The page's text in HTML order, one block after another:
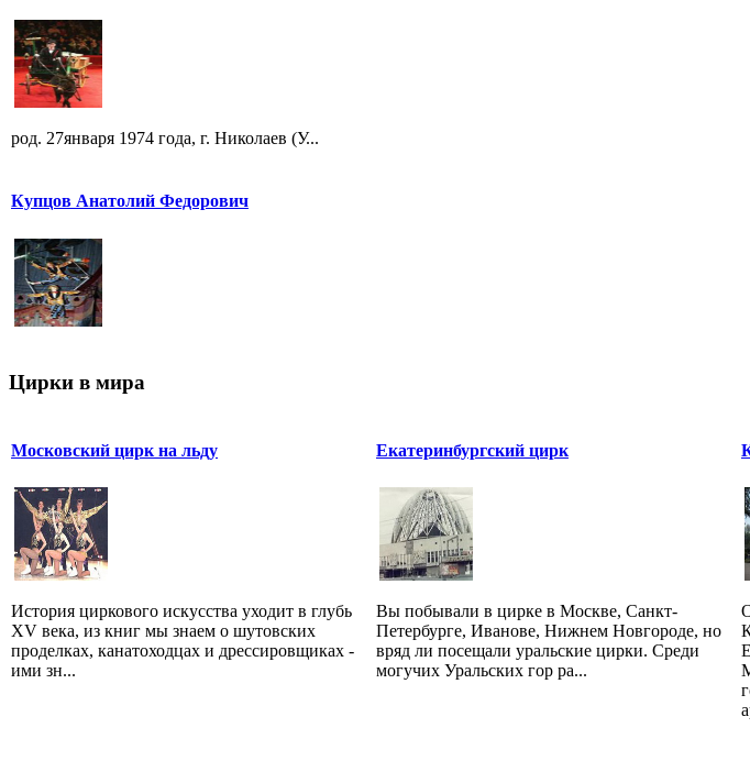
род. 27января 1974 года, г. Николаев (У...
Купцов Анатолий Федорович
Цирки в мира
Московский цирк на льду
История циркового искусства уходит в глубь
XV века, из книг мы знаем о шутовских
проделках, канатоходцах и дрессировщиках -
ими зн...
Екатеринбургский цирк
Вы побывали в цирке в Москве, Санкт-
Петербурге, Иванове, Нижнем Новгороде, но
вряд ли посещали уральские цирки. Среди
могучих Уральских гор ра...